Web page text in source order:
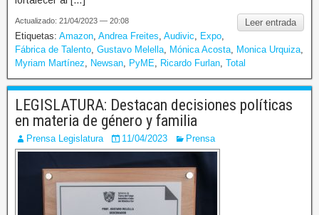
Leer entrada
Actualizado: 21/04/2023 — 20:08
Etiquetas: Amazon Andrea Freites Audivic Expo
Fábrica de Talento Gustavo Melella Mónica Acosta Monica Urquiza
Myriam Martínez
Newsan PyME Ricardo Furlan Total
LEGISLATURA: Destacan decisiones políticas
en materia de género y familia
Prensa Legislatura 11/04/2023 Prensa